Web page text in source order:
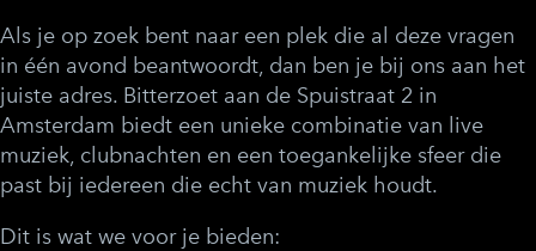
Als je op zoek bent naar een plek die al deze vragen
in één avond beantwoordt, dan ben je bij ons aan het
juiste adres. Bitterzoet aan de Spuistraat 2 in
Amsterdam biedt een unieke combinatie van live
muziek, clubnachten en een toegankelijke sfeer die
past bij iedereen die echt van muziek houdt.
Dit is wat we voor je bieden: